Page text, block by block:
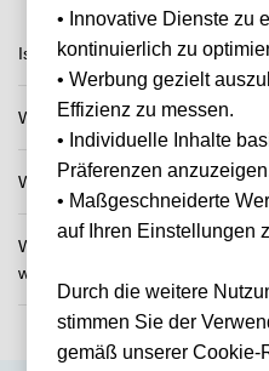
Ist das Veranstaltungsdatum
Wie und wann erhalte ich meine
Wo sitzen wir bei der
Was passiert, wenn die
wird?
• Innovative Dienste zu
kontinuierlich zu
• Werbung gezielt
Effizienz zu messen.
• Individuelle Inhalte
Präferenzen
• Maßgeschneiderte
auf Ihren Einstellungen
Durch die weitere
stimmen Sie der
gemäß unserer Cookie-